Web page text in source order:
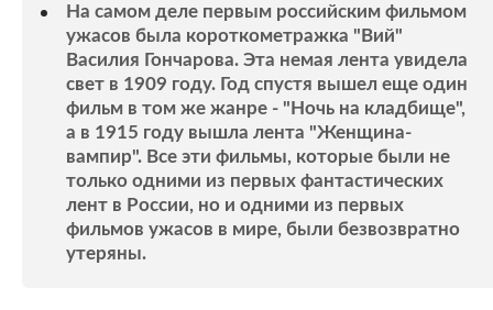
На самом деле первым российским фильмом
ужасов была короткометражка "Вий"
Василия Гончарова. Эта немая лента увидела
свет в 1909 году. Год спустя вышел еще один
фильм в том же жанре - "Ночь на кладбище",
а в 1915 году вышла лента "Женщина-
вампир". Все эти фильмы, которые были не
только одними из первых фантастических
лент в России, но и одними из первых
фильмов ужасов в мире, были безвозвратно
утеряны.